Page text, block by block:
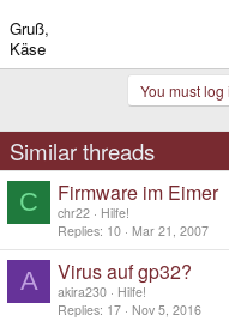
Gruß,
Käse
You must
Similar threads
C Firmware im Eimer
chr22
Hilfe!
Replies 10 Mar 21, 2007
A Virus auf gp32?
akira230
Hilfe!
Replies 17 Nov 5, 2016